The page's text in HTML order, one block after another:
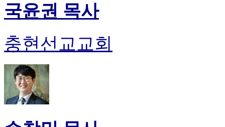
국윤권 목사
충현선교교회